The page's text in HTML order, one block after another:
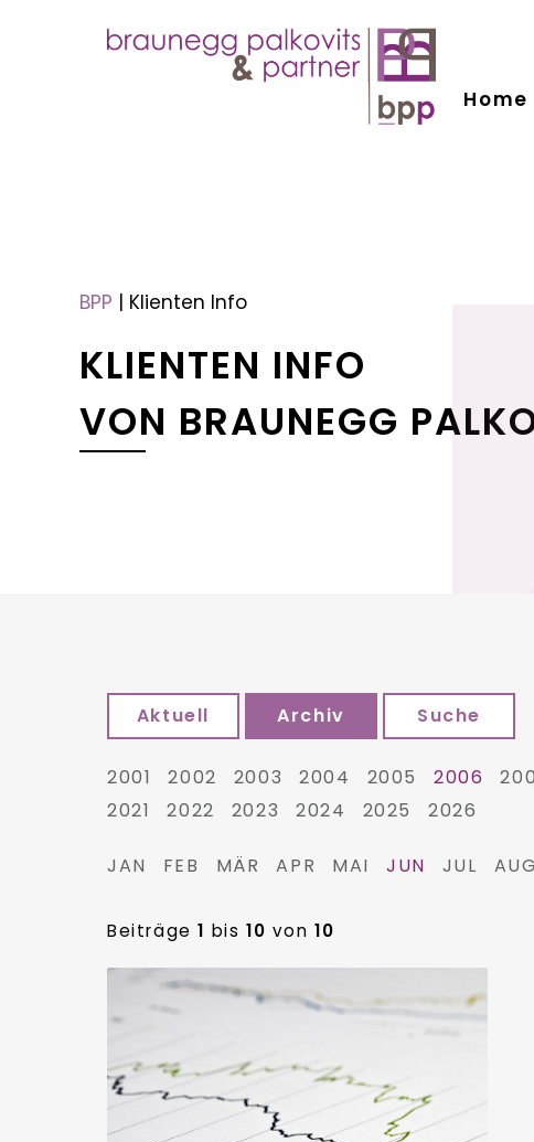
Home
BPP | Klienten Info
KLIENTEN INFO
VON BRAUNEGG
Aktuell Archiv Suche
2001 2002 2003 2004 2005 2006
2021
2022 2023 2024 2025 2026
JAN FEB MÄR APR MAI JUN JUL AUG
Beiträge1 bis10 von10